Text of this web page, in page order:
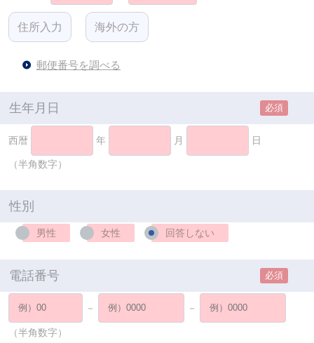
郵便番号を調べる
生年月日 必須
西暦 年 月 日
（半角数字）
性別
男性 女性 回答しない
電話番号 必須
－ －
（半角数字）